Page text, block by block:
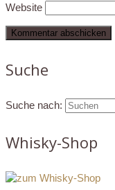
Website
Suche
Suche nach:
Whisky-Shop